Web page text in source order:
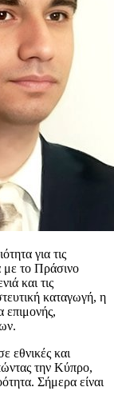
για τις
με το Πράσινο
και τις
καταγωγή, η
επιμονής,
εθνικές και
την Κύπρο,
Σήμερα είναι